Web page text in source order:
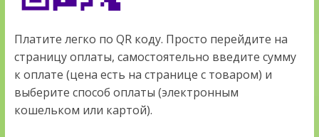
Платите легко по QR коду. Просто перейдите на
страницу оплаты, самостоятельно введите сумму
к оплате (цена есть на странице с товаром) и
выберите способ оплаты (электронным
кошельком или картой).